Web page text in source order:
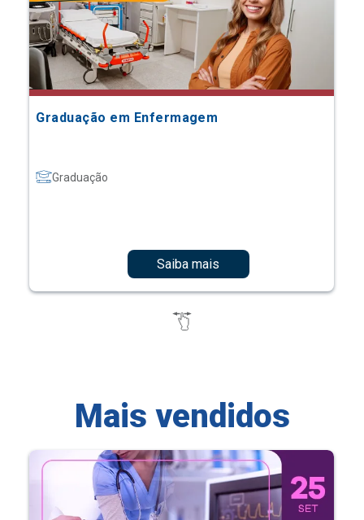
Graduação em Enfermagem
Graduação
Saiba mais
Mais vendidos